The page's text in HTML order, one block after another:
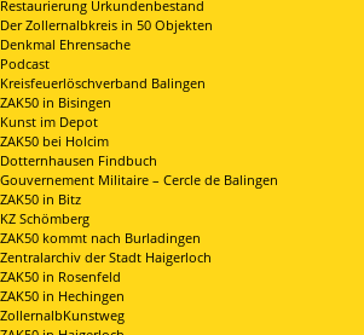
Restaurierung Urkundenbestand
Der Zollernalbkreis in 50 Objekten
Denkmal Ehrensache
Podcast
Kreisfeuerlöschverband Balingen
ZAK50 in Bisingen
Kunst im Depot
ZAK50 bei Holcim
Dotternhausen Findbuch
Gouvernement Militaire – Cercle de Balingen
ZAK50 in Bitz
KZ Schömberg
ZAK50 kommt nach Burladingen
Zentralarchiv der Stadt Haigerloch
ZAK50 in Rosenfeld
ZAK50 in Hechingen
ZollernalbKunstweg